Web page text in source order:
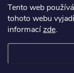
Tento web
tohoto webu
informacízde.
Přijímáme